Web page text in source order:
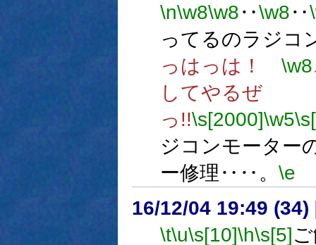
\n\w8\w8‥\w8‥
ってるのラジコ
っはっは！ \w8
してやるぜ
っ!!\s[2000]\w5
ジコンモーター
ー修理‥‥。 \e
16/12/04 19:49 (34)
\t\u\s[10]\h\s[5]